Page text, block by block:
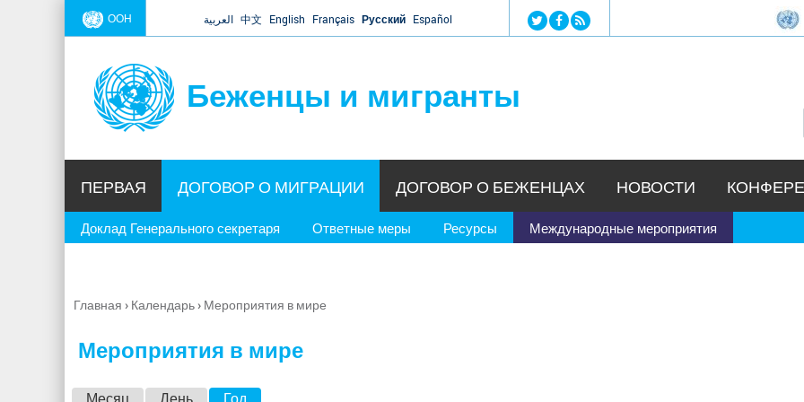
Jump to navigation
ООН العربية 中文 English Français Русский Español
Беженцы и мигранты
ПЕРВАЯ ДОГОВОР О МИГРАЦИИ
Доклад Генерального секретаря Ответные меры Ресурсы Международные мероприятия
ДОГОВОР О БЕЖЕНЦАХ НОВОСТИ
Вы
Главная › Календарь› Мероприятия в мире
Мероприятия в мире